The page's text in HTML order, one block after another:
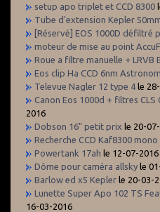
setup apo triplet et CCD 8300
Tube d'extension Kepler
[Réservé] EOS 1000D défiltré
moteur de mise au point
Roue a filtre manuelle + LRVB
Eos clip Ha CCD 6nm
Televue Nagler 12 type 4 le
Canon Eos 1000d + filtres CLS
2016
Dobson 16" petit prix le 20-
Recherche CCD Kaf8300 mono
Powertank 17ah le 12-07-2016
Dôme pour caméra allsky le
Barlow ed x5 Kepler le 20-03-
Lunette Super Apo 102 TS
16-03-2016